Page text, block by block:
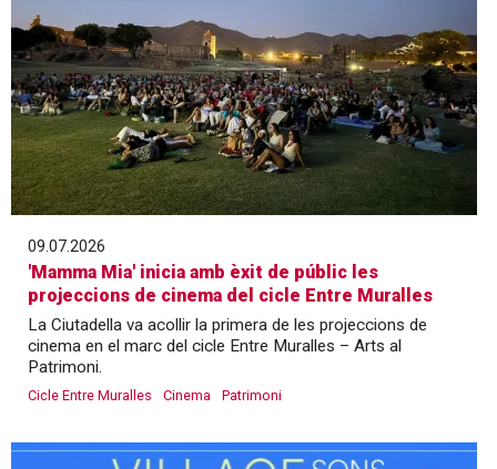
09.07.2026
'Mamma Mia' inicia amb èxit de públic les
projeccions de cinema del cicle Entre Muralles
La Ciutadella va acollir la primera de les projeccions de
cinema en el marc del cicle Entre Muralles – Arts al
Patrimoni.
Cicle Entre Muralles Cinema Patrimoni